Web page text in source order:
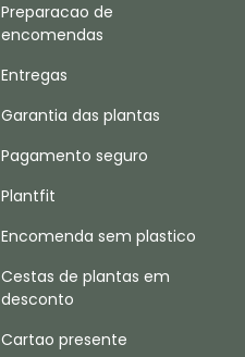
Preparacao de
encomendas
Entregas
Garantia das plantas
Pagamento seguro
Plantfit
Encomenda sem plastico
Cestas de plantas em
desconto
Cartao presente